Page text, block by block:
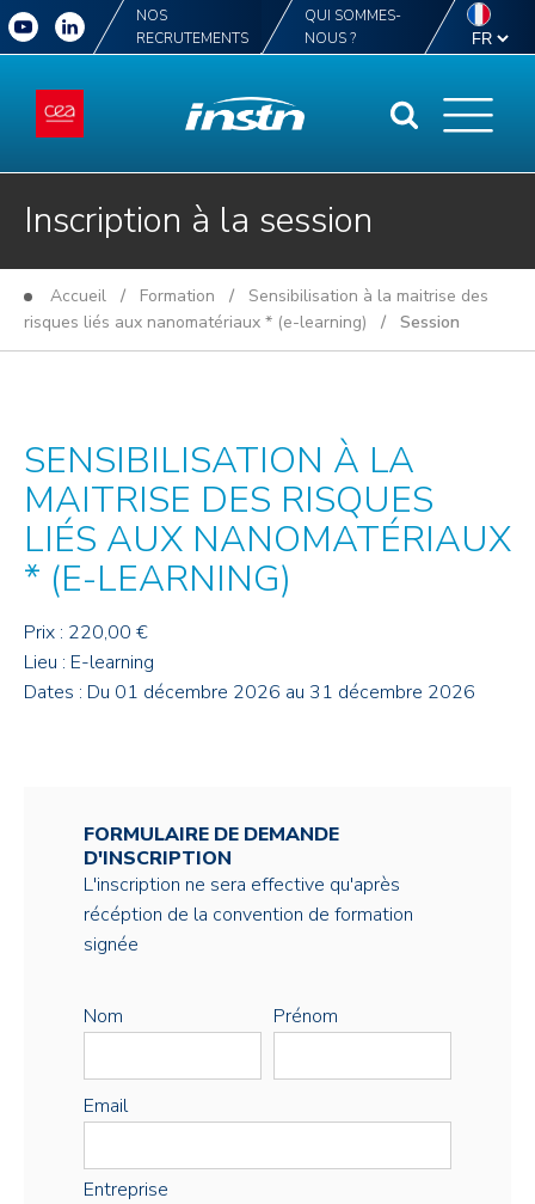
NOS
RECRUTEMENTS
QUI SOMMES-
NOUS ?
Inscription à la session
Accueil / Formation / Sensibilisation à la maitrise des
risques liés aux nanomatériaux * (e-learning) / Session
SENSIBILISATION À LA
MAITRISE DES RISQUES
LIÉS AUX NANOMATÉRIAUX
* (E-LEARNING)
Prix : 220,00 €
Lieu : E-learning
Dates : Du 01 décembre 2026 au 31 décembre 2026
FORMULAIRE DE DEMANDE
D'INSCRIPTION
L'inscription ne sera effective qu'après
récéption de la convention de formation
signée
Nom Prénom
Email
Entreprise